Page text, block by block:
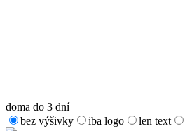
doma do 3 dní
bez výšivky
iba logo len text